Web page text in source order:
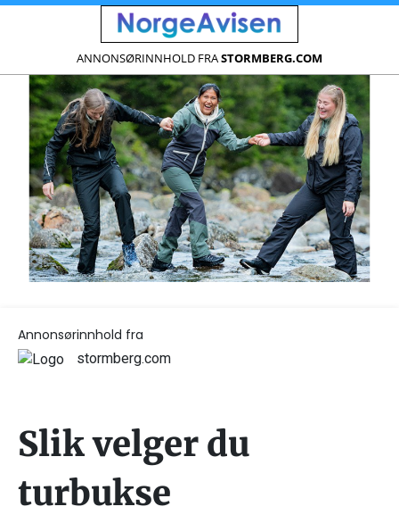
ANNONSØRINNHOLD FRASTORMBERG.COM
Annonsørinnhold fra
stormberg.com
Slik velger du
turbukse